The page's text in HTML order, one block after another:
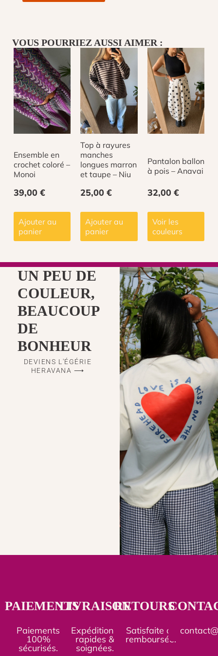
de
à
rayures
bleu
et
blanc
-
Noa
VOUS POURRIEZ AUSSI AIMER :
Ensemble en
crochet coloré –
Monoi
39,00 €
Ajouter au
panier
Top à rayures
manches
longues marron
et taupe – Niu
25,00€
Ajouter au
panier
Pantalon ballon
à pois – Anavai
32,00 €
Voir les
couleurs
Ce
produit
plusieurs
variations.
options
peuvent
choisies
sur
la
page
produit
UN PEU DE
COULEUR,
BEAUCOUP
DE
BONHEUR
DEVIENS L'ÉGÉRIE
HERAVANA ⟶
PAIEMENTS
Paiements
100%
sécurisés.
LIVRAISON
Expéditions
rapides &
soignées.
RETOURS
Satisfaite ou
remboursée.